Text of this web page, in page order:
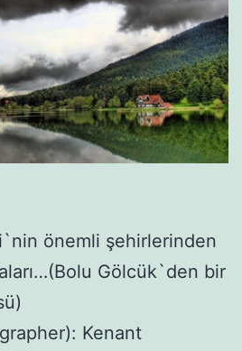
önemli şehirlerinden
Gölcük`den bir
Kenant